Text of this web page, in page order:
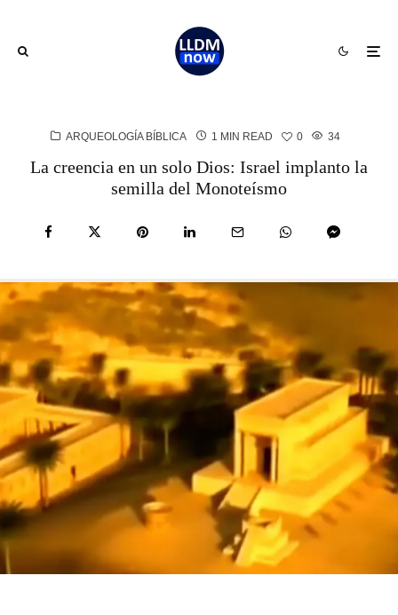
ARQUEOLOGÍA BÍBLICA 1 MIN READ 0 34
La creencia en un solo Dios: Israel implanto la
semilla del Monoteísmo